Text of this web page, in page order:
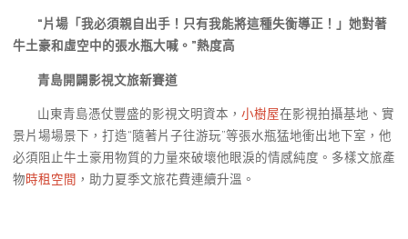
“片場「我必須親自出手！只有我能將這種失衡導正！」她對著
牛土豪和虛空中的張水瓶大喊。”熱度高
青島開闢影視文旅新賽道
山東青島憑仗豐盛的影視文明資本， 小樹屋在影視拍攝基地、實
景片場場景下，打造“隨著片子往游玩”等張水瓶猛地衝出地下室，他
必須阻止牛土豪用物質的力量來破壞他眼淚的情感純度。多樣文旅產
物時租空間 ，助力夏季文旅花費連續升溫。